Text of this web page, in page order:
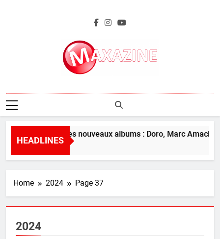
Maxazine.fr
HEADLINES
L’aperçu des nouveaux albums : Doro, Marc Amacher
18 Hours Ago
Home 2024 Page 37
2024